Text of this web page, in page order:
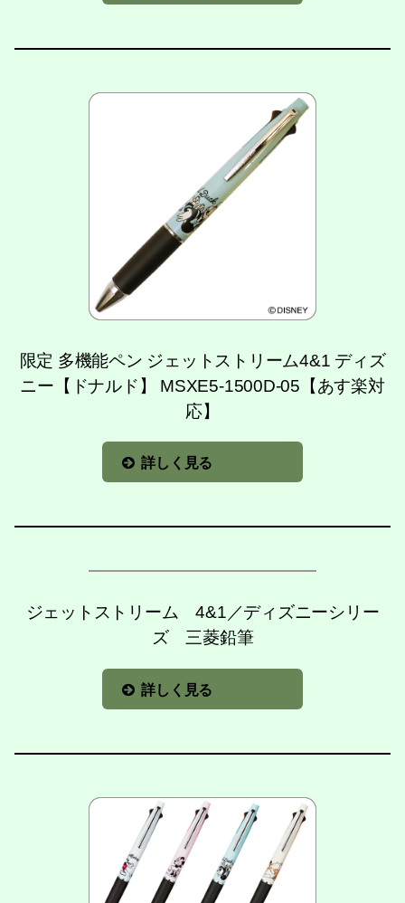
限定 多機能ペン ジェットストリーム4&1 ディズ
ニー【ドナルド】 MSXE5-1500D-05【あす楽対
応】
詳しく見る
ジェットストリーム 4&1／ディズニーシリー
ズ 三菱鉛筆
詳しく見る